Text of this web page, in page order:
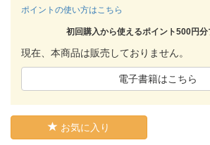
ポイントの使い方はこちら
初回購入から使えるポイント500円分
現在、本商品は販売しておりません。
電子書籍はこちら
お気に入り